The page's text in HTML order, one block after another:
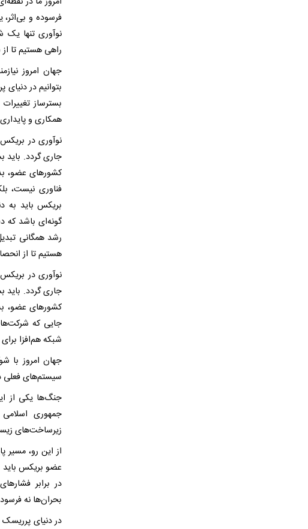
فرسوده و
نوآوری تنها
راهی هستیم تا
جهان امروز
بتوانیم در دنیای
بسترساز
همکاری و
نوآوری در بریکس
جاری گردد. باید
کشورهای عضو،
فناوری نیست،
بریکس باید به
گونه‌ای باشد که
رشد همگانی
هستیم تا از
نوآوری در بریکس
جاری گردد. باید
کشورهای عضو،
جایی که
شبکه هم‌افزا
جهان امروز با
سیستم‌های فعلی
جنگ‌ها یکی از
جمهوری اسلامی
زیرساخت‌های
از این رو، مسیر
عضو بریکس باید
در برابر
بحران‌ها نه
در دنیای